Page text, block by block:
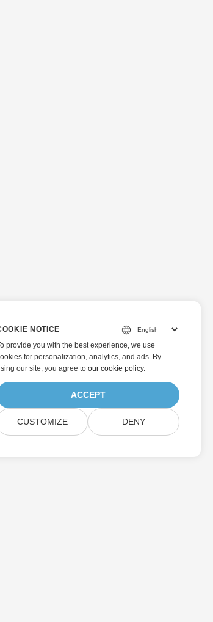
NOTICE
provide you with the best experience, we use
for personalization, analytics, and ads. By
our site, you agree to our cookie policy.
ACCEPT
CUSTOMIZE DENY